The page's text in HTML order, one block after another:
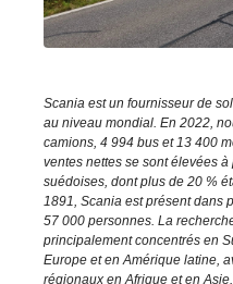
Scania est un fournisseur de
au niveau mondial. En 2022,
camions, 4 994 bus et 13 400
ventes nettes se sont élevées
suédoises, dont plus de 20 %
1891, Scania est présent dans
57 000 personnes. La
principalement concentrés en
Europe et en Amérique latine,
régionaux en Afrique et en